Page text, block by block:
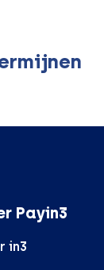
Payin3
in3